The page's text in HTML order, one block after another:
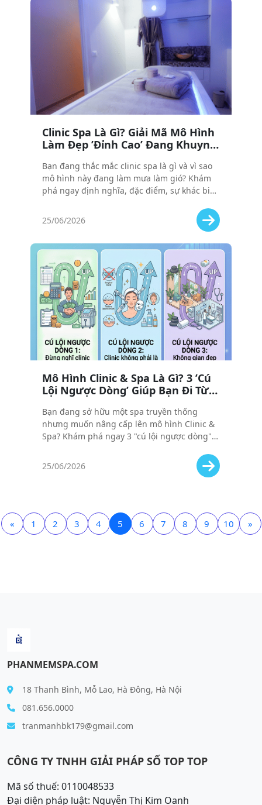
Clinic Spa Là Gì? Giải Mã Mô Hình
Làm Đẹp ’Đỉnh Cao’ Đang Khuynh
Bạn đang thắc mắc clinic spa là gì và vì sao
mô hình này đang làm mưa làm gió? Khám
phá ngay định nghĩa, đặc điểm, sự khác biệt
25/06/2026
Mô Hình Clinic & Spa Là Gì? 3 ’Cú
Lội Ngược Dòng’ Giúp Bạn Đi Từ
Bạn đang sở hữu một spa truyền thống
nhưng muốn nâng cấp lên mô hình Clinic &
Spa? Khám phá ngay 3 "cú lội ngược dòng"
phí và tăng doanh thu.
25/06/2026
« 1 2 3 4 5 6 7 8 9 10 »
PHANMEMSPA.COM
18 Thanh Bình, Mỗ Lao, Hà Đông, Hà Nội
081.656.0000
tranmanhbk179@gmail.com
CÔNG TY TNHH GIẢI PHÁP SỐ TOP TOP
Mã số thuế: 0110048533
Đại diện pháp luật: Nguyễn Thị Kim Oanh